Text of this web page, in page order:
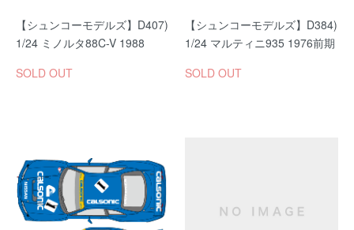
【シュンコーモデルズ】D407)
1/24 ミノルタ88C-V 1988
SOLD OUT
【シュンコーモデルズ】D384)
1/24 マルティニ935 1976前期
SOLD OUT